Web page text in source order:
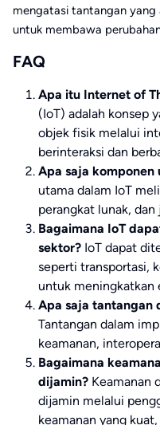
mengatasi tantangan yang
untuk membawa
FAQ
Apa itu Internet of
(IoT) adalah konsep
objek fisik melalui
berinteraksi dan
Apa saja komponen
utama dalam IoT
perangkat lunak, dan
Bagaimana IoT
sektor? IoT dapat
seperti transportasi,
untuk meningkatkan
Apa saja tantangan
Tantangan dalam
keamanan,
Bagaimana
dijamin? Keamanan
dijamin melalui
keamanan yang